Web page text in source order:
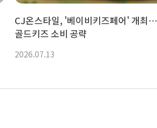
CJ온스타일, '베이비키즈페어' 개최…
골드키즈 소비 공략
2026.07.13